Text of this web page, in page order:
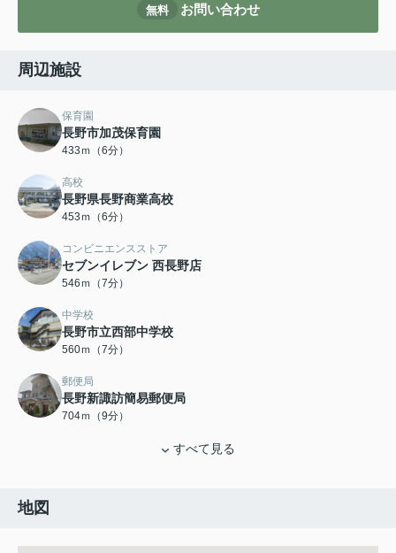
無料 お問い合わせ
周辺施設
保育園
長野市加茂保育園
433ｍ（6分）
高校
長野県長野商業高校
453ｍ（6分）
コンビニエンスストア
セブンイレブン 西長野店
546ｍ（7分）
中学校
長野市立西部中学校
560ｍ（7分）
郵便局
長野新諏訪簡易郵便局
704ｍ（9分）
すべて見る
地図